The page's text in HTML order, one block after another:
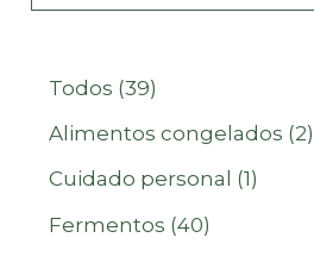
Todos 393
9
Alimentos congelados 22
Cuidado personal 11
Fermentos 404